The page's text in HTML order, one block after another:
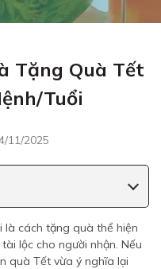
Tặng Quà Tết
Tuổi
11/2025
là cách tặng quà thể hiện
lộc cho người nhận. Nếu
quà Tết vừa ý nghĩa lại